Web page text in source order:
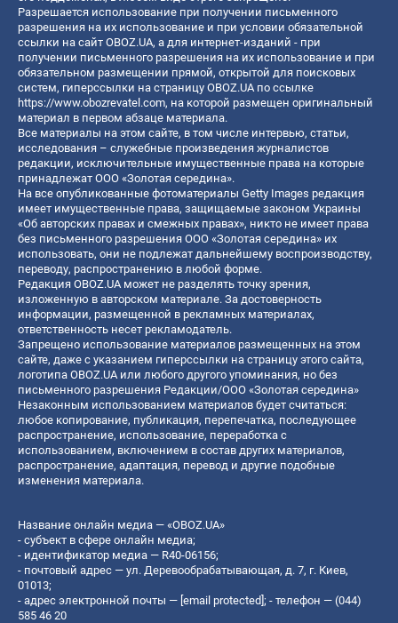
Разрешается использование при получении письменного
разрешения на их использование и при условии обязательной
ссылки на сайт OBOZ.UA, а для интернет-изданий - при
получении письменного разрешения на их использование и при
обязательном размещении прямой, открытой для поисковых
систем, гиперссылки на страницу OBOZ.UA по ссылке
https://www.obozrevatel.com, на которой размещен оригинальный
материал в первом абзаце материала.
Все материалы на этом сайте, в том числе интервью, статьи,
исследования – служебные произведения журналистов
редакции, исключительные имущественные права на которые
принадлежат ООО «Золотая середина».
На все опубликованные фотоматериалы Getty Images редакция
имеет имущественные права, защищаемые законом Украины
«Об авторских правах и смежных правах», никто не имеет права
без письменного разрешения ООО «Золотая середина» их
использовать, они не подлежат дальнейшему воспроизводству,
переводу, распространению в любой форме.
Редакция OBOZ.UA может не разделять точку зрения,
изложенную в авторском материале. За достоверность
информации, размещенной в рекламных материалах,
ответственность несет рекламодатель.
Запрещено использование материалов размещенных на этом
сайте, даже с указанием гиперссылки на страницу этого сайта,
логотипа OBOZ.UA или любого другого упоминания, но без
письменного разрешения Редакции/ООО «Золотая середина»
Незаконным использованием материалов будет считаться:
любое копирование, публикация, перепечатка, последующее
распространение, использование, переработка с
использованием, включением в состав других материалов,
распространение, адаптация, перевод и другие подобные
изменения материала.
Название онлайн медиа — «OBOZ.UA»
- субъект в сфере онлайн медиа;
- идентификатор медиа — R40-06156;
- почтовый адрес — ул. Деревообрабатывающая, д. 7, г. Киев,
01013;
- адрес электронной почты — [email protected]; - телефон — (044)
585 46 20